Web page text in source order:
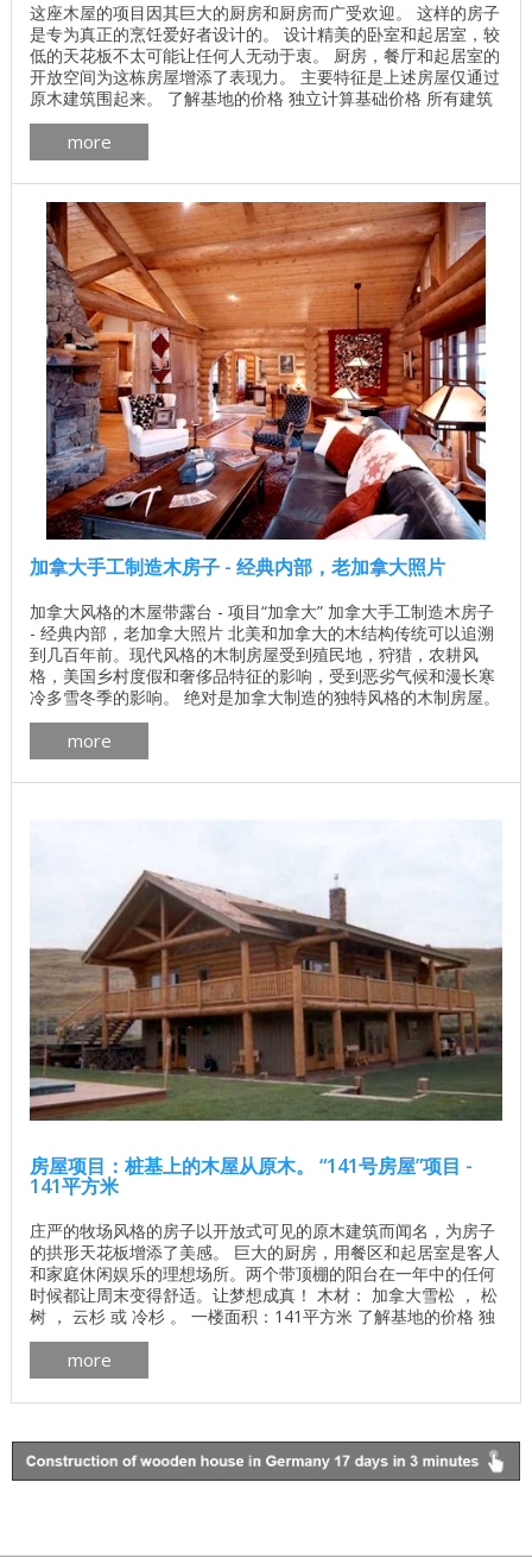
这座木屋的项目因其巨大的厨房和厨房而广受欢迎。 这样的房子
是专为真正的烹饪爱好者设计的。 设计精美的卧室和起居室，较
低的天花板不太可能让任何人无动于衷。 厨房，餐厅和起居室的
开放空间为这栋房屋增添了表现力。 主要特征是上述房屋仅通过
原木建筑围起来。 了解基地的价格 独立计算基础价格 所有建筑
工程在建房和修理房屋 - 找出价格 木屋的最佳项目 墙壁材料最
佳住宅项目 一楼面积：192.3平方米 ASC ArchiLine公司通过以下
列出的建筑材料提供该项目的实施。 木材： 加拿大雪松 ， 松树
， ...
more
加拿大手工制造木房子 - 经典内部，老加拿大照片
加拿大风格的木屋带露台 - 项目“加拿大” 加拿大手工制造木房子
- 经典内部，老加拿大照片 北美和加拿大的木结构传统可以追溯
到几百年前。现代风格的木制房屋受到殖民地，狩猎，农耕风
格，美国乡村度假和奢侈品特征的影响，受到恶劣气候和漫长寒
冷多雪冬季的影响。 绝对是加拿大制造的独特风格的木制房屋。
我们提醒您注意加拿大加拿大Log People制造和建造的房屋内部
照片。 各种加拿大木屋设计 加拿大木屋外景的照片 ...
more
房屋项目：桩基上的木屋从原木。 “141号房屋”项目 -
141平方米
庄严的牧场风格的房子以开放式可见的原木建筑而闻名，为房子
的拱形天花板增添了美感。 巨大的厨房，用餐区和起居室是客人
和家庭休闲娱乐的理想场所。两个带顶棚的阳台在一年中的任何
时候都让周末变得舒适。让梦想成真！ 木材： 加拿大雪松 ， 松
树 ， 云杉 或 冷杉 。 一楼面积：141平方米 了解基地的价格 独
立计算基础价格 所有建筑工程在建房和修理房屋 - 找出价格 木
屋的最佳项目 墙壁材料最佳住宅项目 加拿大房屋的平面图新斯
科舍省pdf下载 加拿大木屋的制造更多 加拿大木屋外部画廊细节
...
more